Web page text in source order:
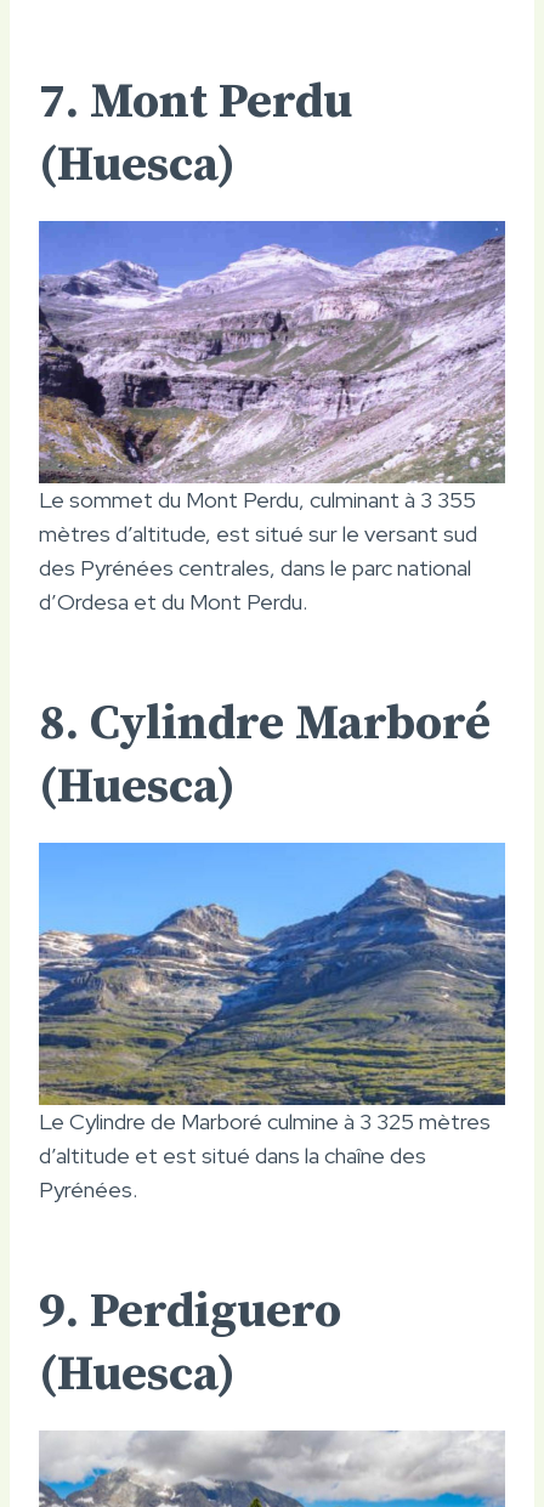
7. Mont Perdu
(Huesca)
Le sommet du Mont Perdu, culminant à 3 355
mètres d’altitude, est situé sur le versant sud
des Pyrénées centrales, dans le parc national
d’Ordesa et du Mont Perdu.
8. Cylindre Marboré
(Huesca)
Le Cylindre de Marboré culmine à 3 325 mètres
d’altitude et est situé dans la chaîne des
Pyrénées.
9. Perdiguero
(Huesca)